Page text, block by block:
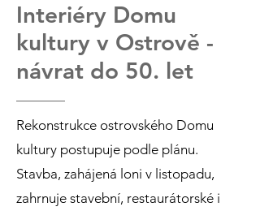
Interiéry Domu
kultury v Ostrově -
návrat do 50. let
Rekonstrukce ostrovského Domu
kultury postupuje podle plánu.
Stavba, zahájená loni v listopadu,
zahrnuje stavební, restaurátorské i